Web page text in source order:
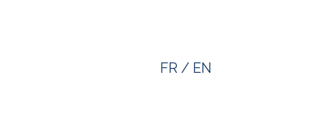
FR / EN